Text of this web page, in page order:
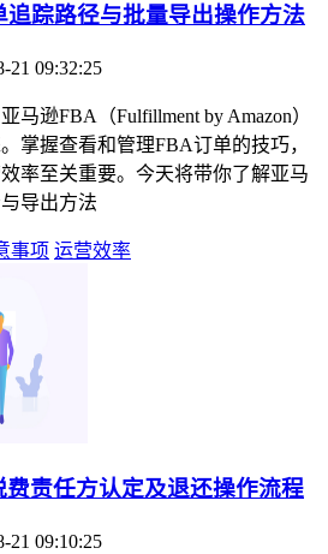
踪路径与批量导出操作方法
21 09:32:25
马逊FBA（Fulfillment by Amazon）
掌握查看和管理FBA订单的技巧，
率至关重要。今天将带你了解亚马
导出方法
事项 运营效率
责任方认定及退还操作流程
21 09:10:25